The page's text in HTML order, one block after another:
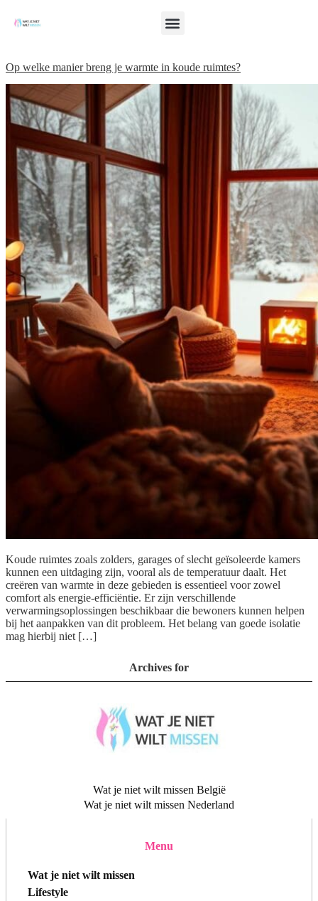
Op welke manier breng je warmte in koude ruimtes?
Koude ruimtes zoals zolders, garages of slecht geïsoleerde kamers
kunnen een uitdaging zijn, vooral als de temperatuur daalt. Het
creëren van warmte in deze gebieden is essentieel voor zowel
comfort als energie-efficiëntie. Er zijn verschillende
verwarmingsoplossingen beschikbaar die bewoners kunnen helpen
bij het aanpakken van dit probleem. Het belang van goede isolatie
mag hierbij niet […]
Archives for
Wat je niet wilt missen België
Wat je niet wilt missen Nederland
Menu
Wat je niet wilt missen
Lifestyle